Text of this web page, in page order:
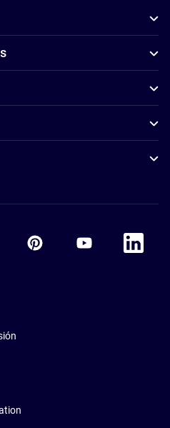
TwitterAccor PinterestAccor Youtube
Accor